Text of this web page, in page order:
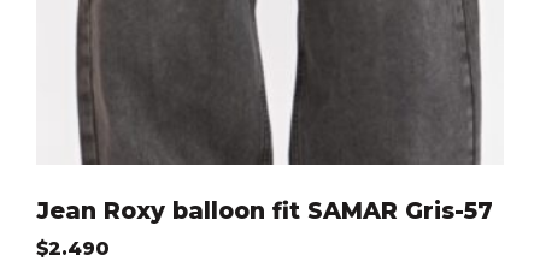
Jean Roxy balloon fit SAMAR Gris-57
$2.490